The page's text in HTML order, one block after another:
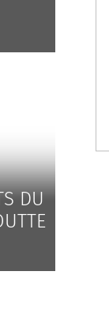
DU